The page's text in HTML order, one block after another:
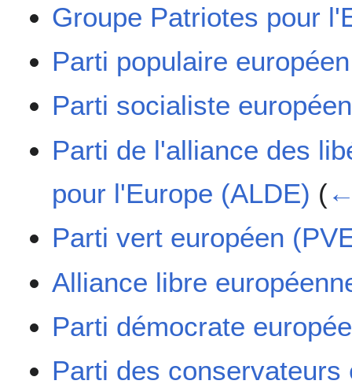
Groupe Patriotes pour
Parti populaire
Parti socialiste
Parti de l'alliance des
pour l'Europe (ALDE) (
Parti vert européen
Alliance libre
Parti démocrate
Parti des